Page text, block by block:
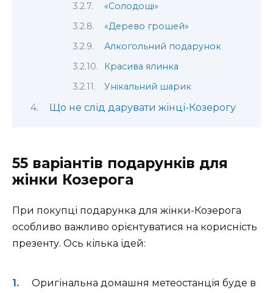
«Солодощі»
«Дерево грошей»
Алкогольний подарунок
Красива ялинка
Унікальний шарик
Що не слід дарувати жінці-Козерогу
55 варіантів подарунків для
жінки Козерога
При покупці подарунка для жінки-Козерога
особливо важливо орієнтуватися на корисність
презенту. Ось кілька ідей:
Оригінальна домашня метеостанція буде в